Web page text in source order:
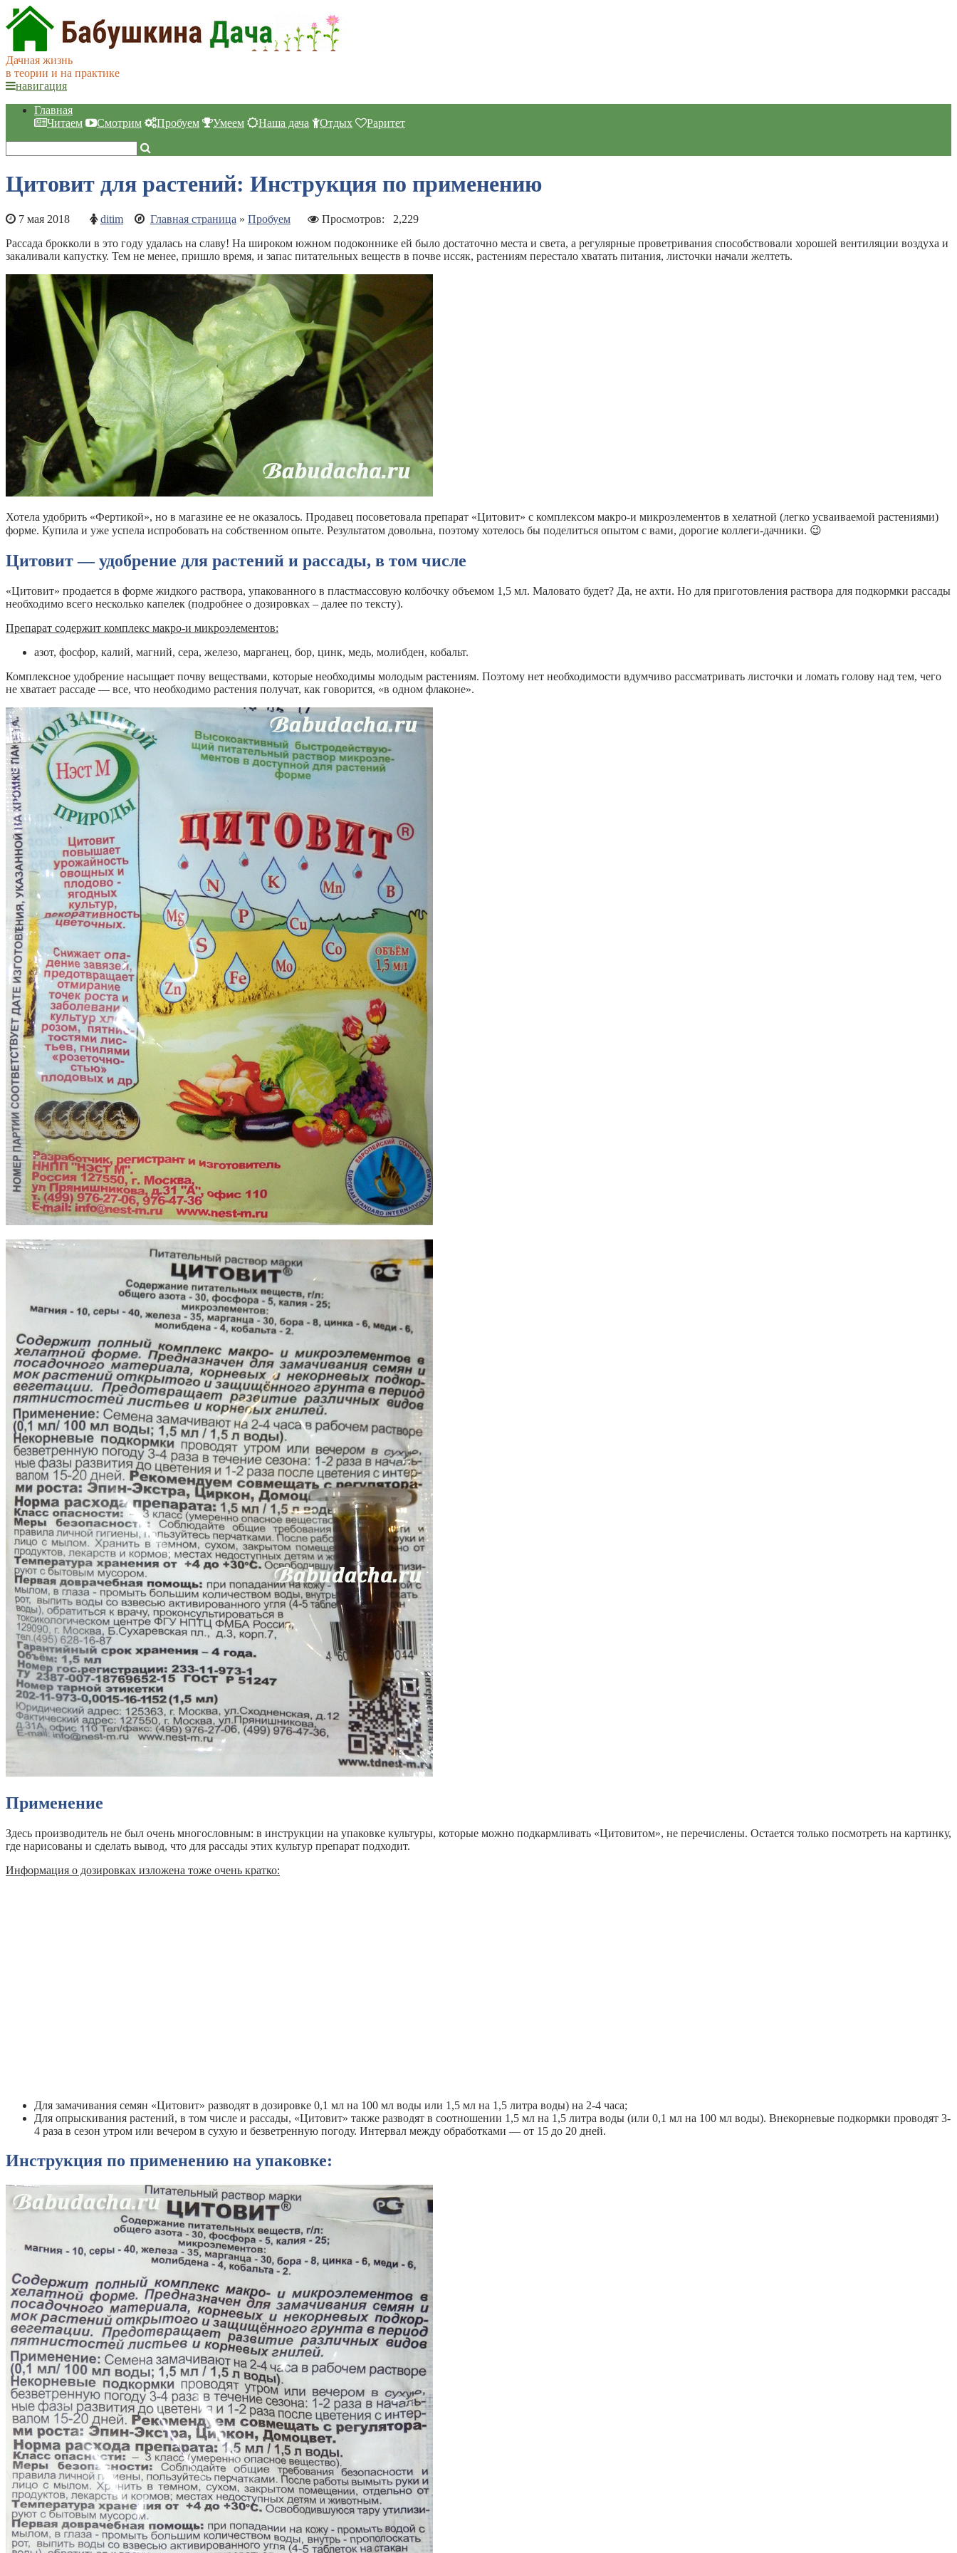
Дачная жизнь
в теории и на практике
навигация
Главная
Читаем
Смотрим Пробуем Умеем Наша дача Отдых Раритет
Цитовит для растений: Инструкция по применению
7 мая 2018 ditim Главная страница » Пробуем Просмотров: 2,229
Рассада брокколи в это году удалась на славу! На широком южном подоконнике ей было достаточно места и света, а регулярные проветривания способствовали хорошей вентиляции воздуха и
закаливали капустку. Тем не менее, пришло время, и запас питательных веществ в почве иссяк, растениям перестало хватать питания, листочки начали желтеть.
Хотела удобрить «Фертикой», но в магазине ее не оказалось. Продавец посоветовала препарат «Цитовит» с комплексом макро-и микроэлементов в хелатной (легко усваиваемой растениями)
форме. Купила и уже успела испробовать на собственном опыте. Результатом довольна, поэтому хотелось бы поделиться опытом с вами, дорогие коллеги-дачники. 😉
Цитовит — удобрение для растений и рассады, в том числе
«Цитовит» продается в форме жидкого раствора, упакованного в пластмассовую колбочку объемом 1,5 мл. Маловато будет? Да, не ахти. Но для приготовления раствора для подкормки рассады
необходимо всего несколько капелек (подробнее о дозировках – далее по тексту).
Препарат содержит комплекс макро-и микроэлементов:
азот, фосфор, калий, магний, сера, железо, марганец, бор, цинк, медь, молибден, кобальт.
Комплексное удобрение насыщает почву веществами, которые необходимы молодым растениям. Поэтому нет необходимости вдумчиво рассматривать листочки и ломать голову над тем, чего
не хватает рассаде — все, что необходимо растения получат, как говорится, «в одном флаконе».
Применение
Здесь производитель не был очень многословным: в инструкции на упаковке культуры, которые можно подкармливать «Цитовитом», не перечислены. Остается только посмотреть на картинку,
где нарисованы и сделать вывод, что для рассады этих культур препарат подходит.
Информация о дозировках изложена тоже очень кратко:
Для замачивания семян «Цитовит» разводят в дозировке 0,1 мл на 100 мл воды или 1,5 мл на 1,5 литра воды) на 2-4 часа;
Для опрыскивания растений, в том числе и рассады, «Цитовит» также разводят в соотношении 1,5 мл на 1,5 литра воды (или 0,1 мл на 100 мл воды). Внекорневые подкормки проводят 3-
4 раза в сезон утром или вечером в сухую и безветренную погоду. Интервал между обработками — от 15 до 20 дней.
Инструкция по применению на упаковке: